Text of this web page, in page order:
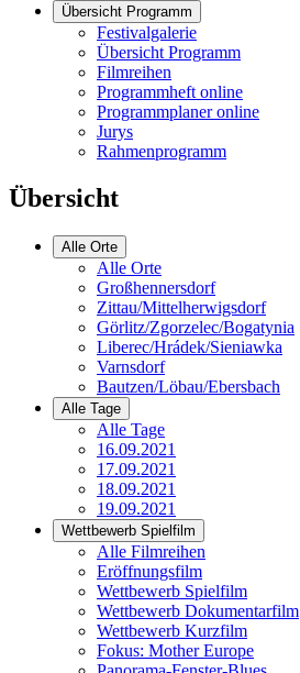
Übersicht Programm
Festivalgalerie
Übersicht Programm
Filmreihen
Programmheft online
Programmplaner online
Jurys
Rahmenprogramm
Übersicht
Alle Orte
Alle Orte
Großhennersdorf
Zittau/Mittelherwigsdorf
Görlitz/Zgorzelec/Bogatynia
Liberec/Hrádek/Sieniawka
Varnsdorf
Bautzen/Löbau/Ebersbach
Alle Tage
Alle Tage
16.09.2021
17.09.2021
18.09.2021
19.09.2021
Wettbewerb Spielfilm
Alle Filmreihen
Eröffnungsfilm
Wettbewerb Spielfilm
Wettbewerb Dokumentarfilm
Wettbewerb Kurzfilm
Fokus: Mother Europe